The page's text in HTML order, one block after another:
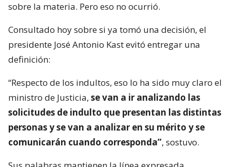
sobre la materia. Pero eso no ocurrió.
Consultado hoy sobre si ya tomó una decisión, el
presidente José Antonio Kast evitó entregar una
definición:
“Respecto de los indultos, eso lo ha sido muy claro el
ministro de Justicia, se van a ir analizando las
solicitudes de indulto que presentan las distintas
personas y se van a analizar en su mérito y se
comunicarán cuando corresponda”, sostuvo.